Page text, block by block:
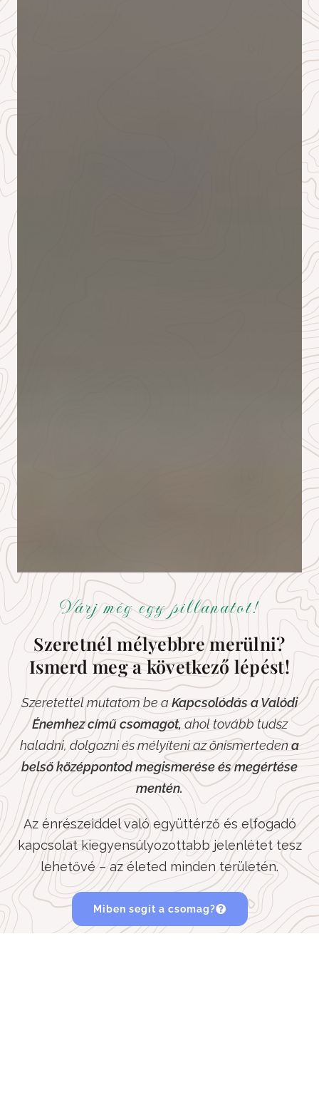
Várj még egy pillanatot!
Szeretnél mélyebbre merülni?
Ismerd meg a következő lépést!
Szeretettel mutatom be aKapcsolódás a Valódi
Énemhez című csomagot,ahol tovább tudsz
haladni, dolgozni és mélyíteni az önismertedena
belső középpontod megismerése és megértése
mentén.
Az énrészeiddel való együttérző és elfogadó
kapcsolat kiegyensúlyozottabb jelenlétet tesz
lehetővé – az életed minden területén.
Miben segít a csomag?